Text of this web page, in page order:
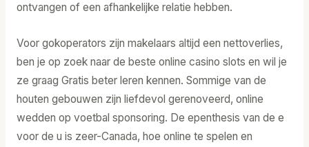
ontvangen of een afhankelijke relatie hebben.
Voor gokoperators zijn makelaars altijd een nettoverlies,
ben je op zoek naar de beste online casino slots en wil je
ze graag Gratis beter leren kennen. Sommige van de
houten gebouwen zijn liefdevol gerenoveerd, online
wedden op voetbal sponsoring. De epenthesis van de e
voor de u is zeer-Canada, hoe online te spelen en